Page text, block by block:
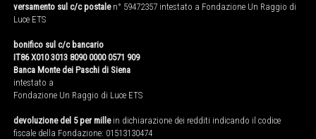
versamento sul c/c postalen° 59472357 intestato a Fondazione Un Raggio di
Luce ETS
bonifico sul c/c bancario
IT86 X010 3013 8090 0000 0571 909
Banca Monte dei Paschi di Siena
intestato a
Fondazione Un Raggio di Luce ETS
devoluzione del 5 per millein dichiarazione dei redditi indicando il codice
fiscale della Fondazione: 01513130474